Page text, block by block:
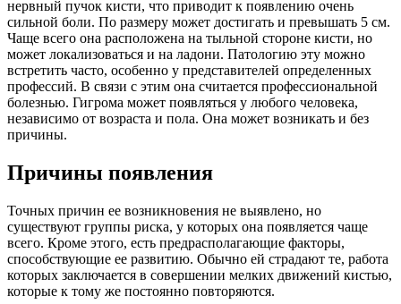
нервный пучок кисти, что приводит к появлению очень
сильной боли. По размеру может достигать и превышать 5 см.
Чаще всего она расположена на тыльной стороне кисти, но
может локализоваться и на ладони. Патологию эту можно
встретить часто, особенно у представителей определенных
профессий. В связи с этим она считается профессиональной
болезнью. Гигрома может появляться у любого человека,
независимо от возраста и пола. Она может возникать и без
причины.
Причины появления
Точных причин ее возникновения не выявлено, но
существуют группы риска, у которых она появляется чаще
всего. Кроме этого, есть предрасполагающие факторы,
способствующие ее развитию. Обычно ей страдают те, работа
которых заключается в совершении мелких движений кистью,
которые к тому же постоянно повторяются.